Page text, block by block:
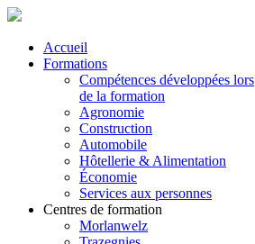
Accueil
Formations
Compétences développées lors
de la formation
Agronomie
Construction
Automobile
Hôtellerie & Alimentation
Économie
Services aux personnes
Centres de formation
Morlanwelz